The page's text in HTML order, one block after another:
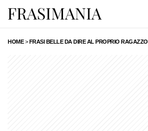
HOME>FRASI BELLE DA DIRE AL PROPRIO RAGAZZO